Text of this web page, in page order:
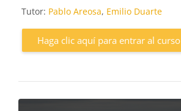
Tutor: Pablo Areosa, Emilio Duarte
Haga clic aquí para entrar al curso